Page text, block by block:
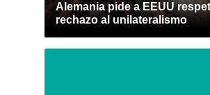
Alemania pide a EEUU
rechazo al unilateralismo